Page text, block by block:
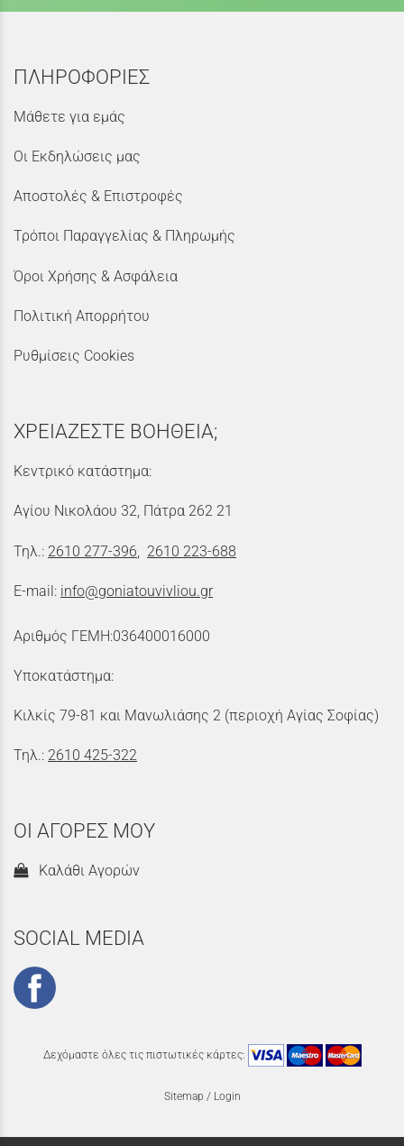
ΠΛΗΡΟΦΟΡΙΕΣ
Μάθετε για εμάς
Οι Εκδηλώσεις μας
Αποστολές & Επιστροφές
Τρόποι Παραγγελίας & Πληρωμής
Όροι Χρήσης & Ασφάλεια
Πολιτική Απορρήτου
Ρυθμίσεις Cookies
ΧΡΕΙΑΖΕΣΤΕ ΒΟΗΘΕΙΑ;
Κεντρικό κατάστημα:
Αγίου Νικολάου 32, Πάτρα 262 21
Τηλ.: 2610 277-396 2610 223-688
E-mail: info@goniatouvivliou.gr
Αριθμός ΓΕΜΗ:036400016000
Υποκατάστημα:
Κιλκίς 79-81 και Μανωλιάσης 2 (περιοχή Αγίας Σοφίας)
Τηλ.: 2610 425-322
ΟΙ ΑΓΟΡΕΣ ΜΟΥ
Καλάθι Αγορών
SOCIAL MEDIA
Δεχόμαστε όλες τις πιστωτικές κάρτες:
Sitemap / Login